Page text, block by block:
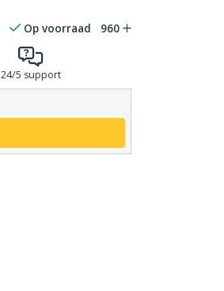
Op voorraad 960
24/5 support